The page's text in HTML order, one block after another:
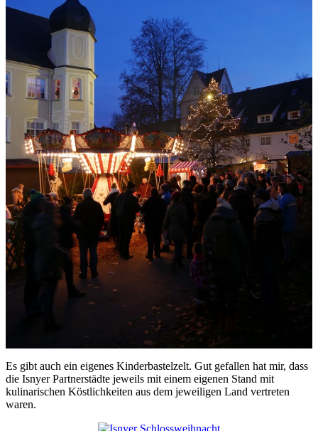
Es gibt auch ein eigenes Kinderbastelzelt. Gut gefallen hat mir, dass
die Isnyer Partnerstädte jeweils mit einem eigenen Stand mit
kulinarischen Köstlichkeiten aus dem jeweiligen Land vertreten
waren.